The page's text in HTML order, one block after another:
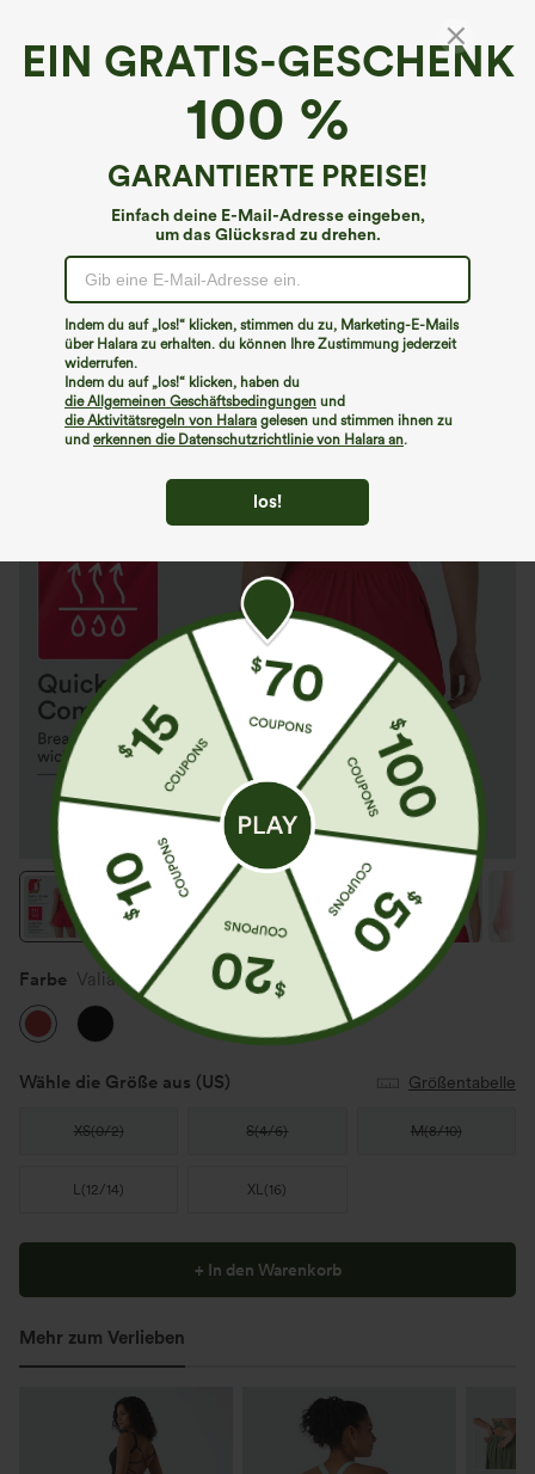
EIN GRATIS-GESCHENK
100 %
GARANTIERTE PREISE!
Einfach deine E-Mail-Adresse eingeben,
um das Glücksrad zu drehen.
Indem du auf „los!“ klicken, stimmen du zu, Marketing-E-Mails
über Halara zu erhalten. du können Ihre Zustimmung jederzeit
widerrufen.
Indem du auf „los!“ klicken, haben du
die Allgemeinen Geschäftsbedingungen und
die Aktivitätsregeln von Halara gelesen und stimmen ihnen zu
und erkennen die Datenschutzrichtlinie von Halara an.
los!
SoftlyZero™ QuickDry*
SoftlyZero™ QuickDry SoCinched
Bauchkontroll 2-in-1 Taschen Yoga Jumpsuit
€49,95 EUR
Farbe Valiant Poppy
Wähle die Größe aus (US) Größentabelle
XS(0/2) S(4/6) M(8/10)
L(12/14) XL(16)
+ In den Warenkorb
Mehr zum Verlieben